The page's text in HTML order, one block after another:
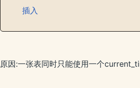
插入
原因:一张表同时只能使用一个